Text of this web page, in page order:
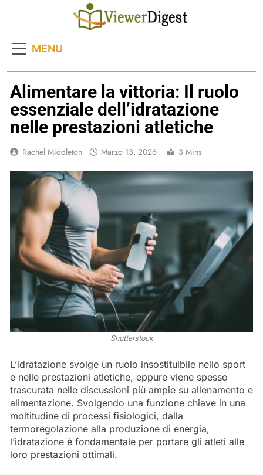
MENU
Alimentare la vittoria: Il ruolo
essenziale dell’idratazione
nelle prestazioni atletiche
Rachel Middleton Marzo 13, 2026 3 Mins
Shutterstock
L’idratazione svolge un ruolo insostituibile nello sport
e nelle prestazioni atletiche, eppure viene spesso
trascurata nelle discussioni più ampie su allenamento e
alimentazione. Svolgendo una funzione chiave in una
moltitudine di processi fisiologici, dalla
termoregolazione alla produzione di energia,
l’idratazione è fondamentale per portare gli atleti alle
loro prestazioni ottimali.